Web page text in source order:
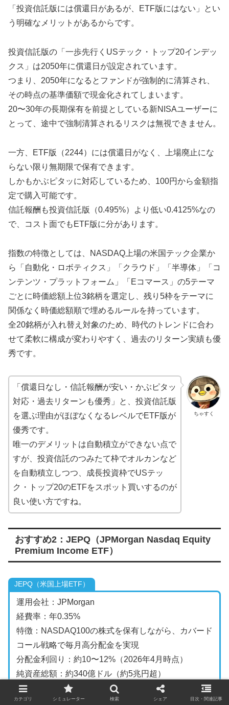
「投資信託版には償還日があるが、ETF版にはない」とい
う明確なメリットがあるからです。
投資信託版の「一歩先行くUSテック・トップ20インデッ
クス」は2050年に償還日が設定されています。
つまり、2050年になるとファンドが強制的に清算され、
その時点の基準価額で現金化されてしまいます。
20〜30年の長期保有を前提としている新NISAユーザーに
とって、途中で強制清算されるリスクは無視できません。
一方、ETF版（2244）には償還日がなく、上場廃止にな
らない限り無期限で保有できます。
しかもかぶピタッに対応しているため、100円から金額指
定で購入可能です。
信託報酬も投資信託版（0.495%）より低い0.4125%なの
で、コスト面でもETF版に分があります。
指数の特徴としては、NASDAQ上場の米国テック企業か
ら「自動化・ロボティクス」「クラウド」「半導体」「コ
ンテンツ・プラットフォーム」「Eコマース」の5テーマ
ごとに時価総額上位3銘柄を選定し、残り5枠をテーマに
関係なく時価総額順で埋めるルールを持っています。
全20銘柄が入れ替え対象のため、時代のトレンドに合わ
せて柔軟に構成が変わりやすく、過去のリターン実績も優
秀です。
ちゃすく
「償還日なし・信託報酬が安い・かぶピタッ
対応・過去リターンも優秀」と、投資信託版
を選ぶ理由がほぼなくなるレベルでETF版が
優秀です。
唯一のデメリットは自動積立ができない点で
すが、投資信託のつみたて枠でオルカンなど
を自動積立しつつ、成長投資枠でUSテッ
ク・トップ20のETFをスポット買いするのが
良い使い方ですね。
おすすめ2：JEPQ（JPMorgan Nasdaq Equity
Premium Income ETF）
JEPQ（米国上場ETF）
運用会社：JPMorgan
経費率：年0.35%
特徴：NASDAQ100の株式を保有しながら、カバード
コール戦略で毎月高分配金を実現
分配金利回り：約10〜12%（2026年4月時点）
純資産総額：約340億ドル（約5兆円超）
取引市場：NASDAQ（米国上場のため、SBI証券・楽
天証券等の米国株口座で購入）
カテゴリ シミュレーター 検索 シェア 目次・関連記事